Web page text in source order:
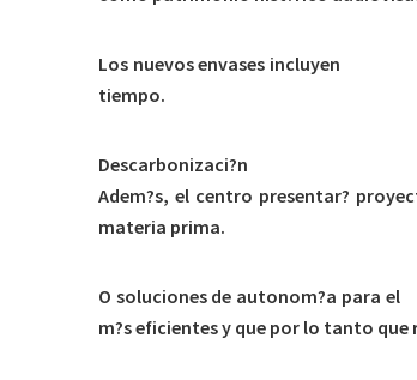
Los nuevos envases incluyen
tiempo.
Descarbonizaci?n
Adem?s, el centro presentar?
materia prima.
O soluciones de autonom?a para el
m?s eficientes y que por lo tanto